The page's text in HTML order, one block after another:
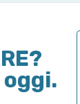
oggi.